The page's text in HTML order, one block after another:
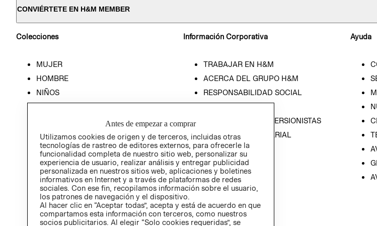
CONVIÉRTETE EN H&M MEMBER
Colecciones
MUJER
HOMBRE
NIÑOS
Información Corporativa
TRABAJAR EN H&M
ACERCA DEL GRUPO H&M
RESPONSABILIDAD SOCIAL
RELACIÓN CON INVERSIONISTAS
POLÍTICA EMPRESARIAL
Ayuda
Antes de empezar a comprar
Utilizamos cookies de origen y de terceros, incluidas otras
tecnologías de rastreo de editores externos, para ofrecerle la
funcionalidad completa de nuestro sitio web, personalizar su
experiencia de usuario, realizar análisis y entregar publicidad
personalizada en nuestros sitios web, aplicaciones y boletines
informativos en Internet y a través de plataformas de redes
sociales. Con ese fin, recopilamos información sobre el usuario,
los patrones de navegación y el dispositivo.
Al hacer clic en “Aceptar todas”, acepta y está de acuerdo en que
compartamos esta información con terceros, como nuestros
socios publicitarios. Al elegir “Solo cookies requeridas”, se